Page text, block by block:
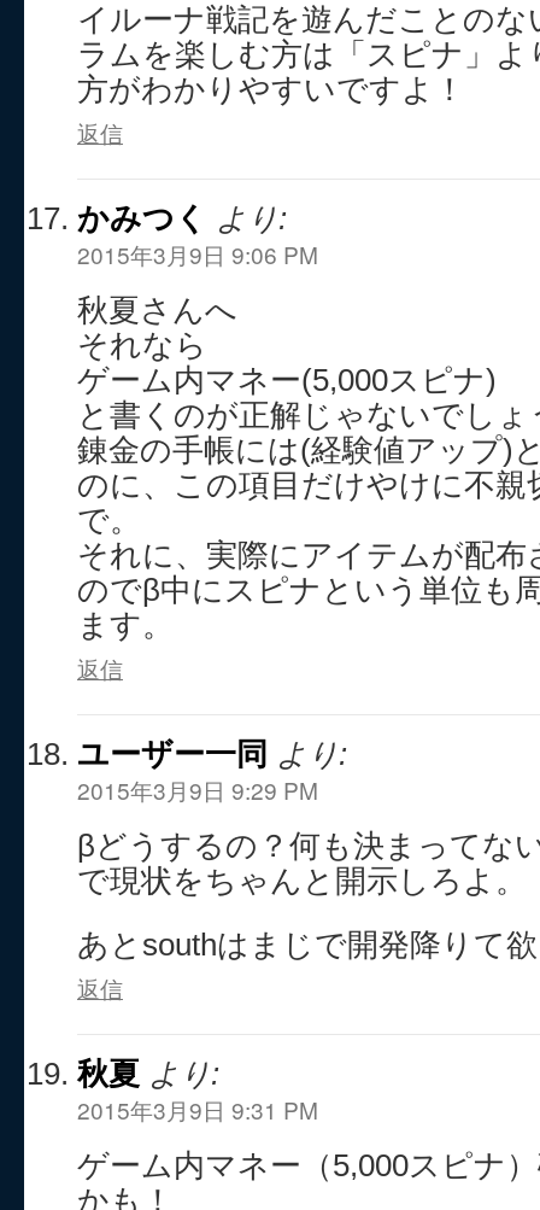
イルーナ戦記を遊んだことの
ラムを楽しむ方は「スピナ」
方がわかりやすいですよ！
返信
かみつく より:
2015年3月9日 9:06 PM
秋夏さんへ
それなら
ゲーム内マネー(5,000スピナ)
と書くのが正解じゃないでしょ
錬金の手帳には(経験値アップ)
のに、この項目だけやけに不
で。
それに、実際にアイテムが配
のでβ中にスピナという単位も
ます。
返信
ユーザー一同 より:
2015年3月9日 9:29 PM
βどうするの？何も決まってな
で現状をちゃんと開示しろよ。
あとsouthはまじで開発降りて
返信
秋夏 より:
2015年3月9日 9:31 PM
ゲーム内マネー（5,000スピナ
かも！